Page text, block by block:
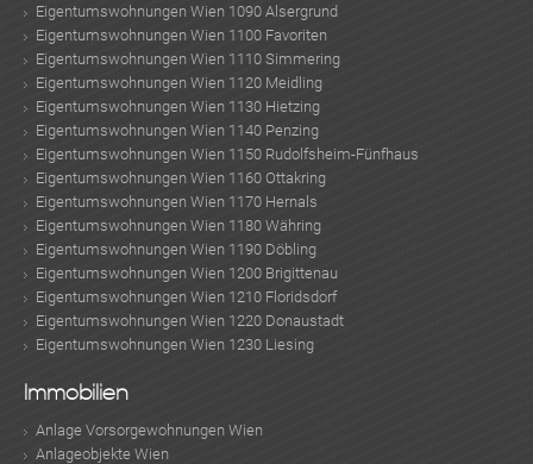
Eigentumswohnungen Wien 1090 Alsergrund
Eigentumswohnungen Wien 1100 Favoriten
Eigentumswohnungen Wien 1110 Simmering
Eigentumswohnungen Wien 1120 Meidling
Eigentumswohnungen Wien 1130 Hietzing
Eigentumswohnungen Wien 1140 Penzing
Eigentumswohnungen Wien 1150 Rudolfsheim-Fünfhaus
Eigentumswohnungen Wien 1160 Ottakring
Eigentumswohnungen Wien 1170 Hernals
Eigentumswohnungen Wien 1180 Währing
Eigentumswohnungen Wien 1190 Döbling
Eigentumswohnungen Wien 1200 Brigittenau
Eigentumswohnungen Wien 1210 Floridsdorf
Eigentumswohnungen Wien 1220 Donaustadt
Eigentumswohnungen Wien 1230 Liesing
Immobilien
Anlage Vorsorgewohnungen Wien
Anlageobjekte Wien